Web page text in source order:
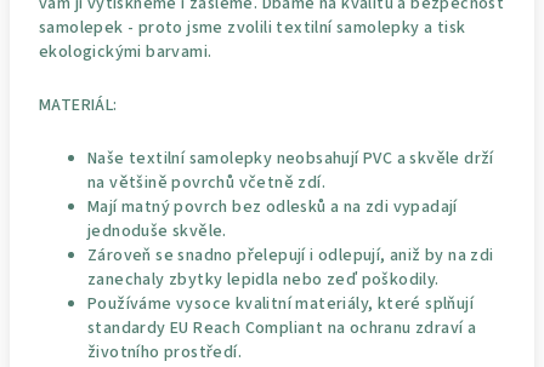
samolepek - proto jsme zvolili textilní samolepky a tisk
ekologickými barvami.
MATERIÁL:
Naše textilní samolepky neobsahují PVC a skvěle drží
na většině povrchů včetně zdí.
Mají matný povrch bez odlesků a na zdi vypadají
jednoduše skvěle.
Zároveň se snadno přelepují i odlepují, aniž by na zdi
zanechaly zbytky lepidla nebo zeď poškodily.
Používáme vysoce kvalitní materiály, které splňují
standardy EU Reach Compliant na ochranu zdraví a
životního prostředí.